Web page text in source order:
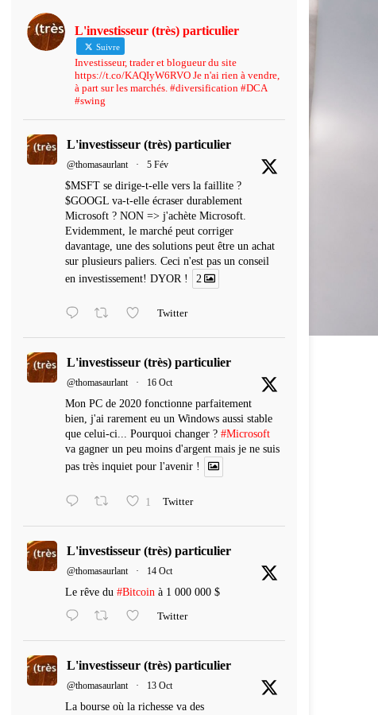
L'investisseur (très) particulier
Suivre
Investisseur, trader et blogueur du site
https://t.co/KAQIyW6RVO Je n'ai rien à vendre,
à part sur les marchés. #diversification #DCA
#swing
L'investisseur (très) particulier
@thomasaurlant · 5 Fév
$MSFT se dirige-t-elle vers la faillite ?
$GOOGL va-t-elle écraser durablement
Microsoft ? NON => j'achète Microsoft.
Evidemment, le marché peut corriger
davantage, une des solutions peut être un achat
sur plusieurs paliers. Ceci n'est pas un conseil
en investissement! DYOR !
2
Twitter
L'investisseur (très) particulier
@thomasaurlant · 16 Oct
Mon PC de 2020 fonctionne parfaitement
bien, j'ai rarement eu un Windows aussi stable
que celui-ci... Pourquoi changer ? #Microsoft
va gagner un peu moins d'argent mais je ne suis
pas très inquiet pour l'avenir !
1 Twitter
L'investisseur (très) particulier
@thomasaurlant · 14 Oct
Le rêve du #Bitcoin à 1 000 000 $
Twitter
L'investisseur (très) particulier
@thomasaurlant · 13 Oct
La bourse où la richesse va des